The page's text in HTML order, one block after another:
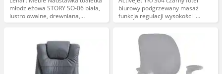
młodzieżowa STORY SO-06 biała,
lustro owalne, drewniana,
nowoczesny design
biurowy podgrzewany masaż
funkcja regulacji wysokości i
oparcia